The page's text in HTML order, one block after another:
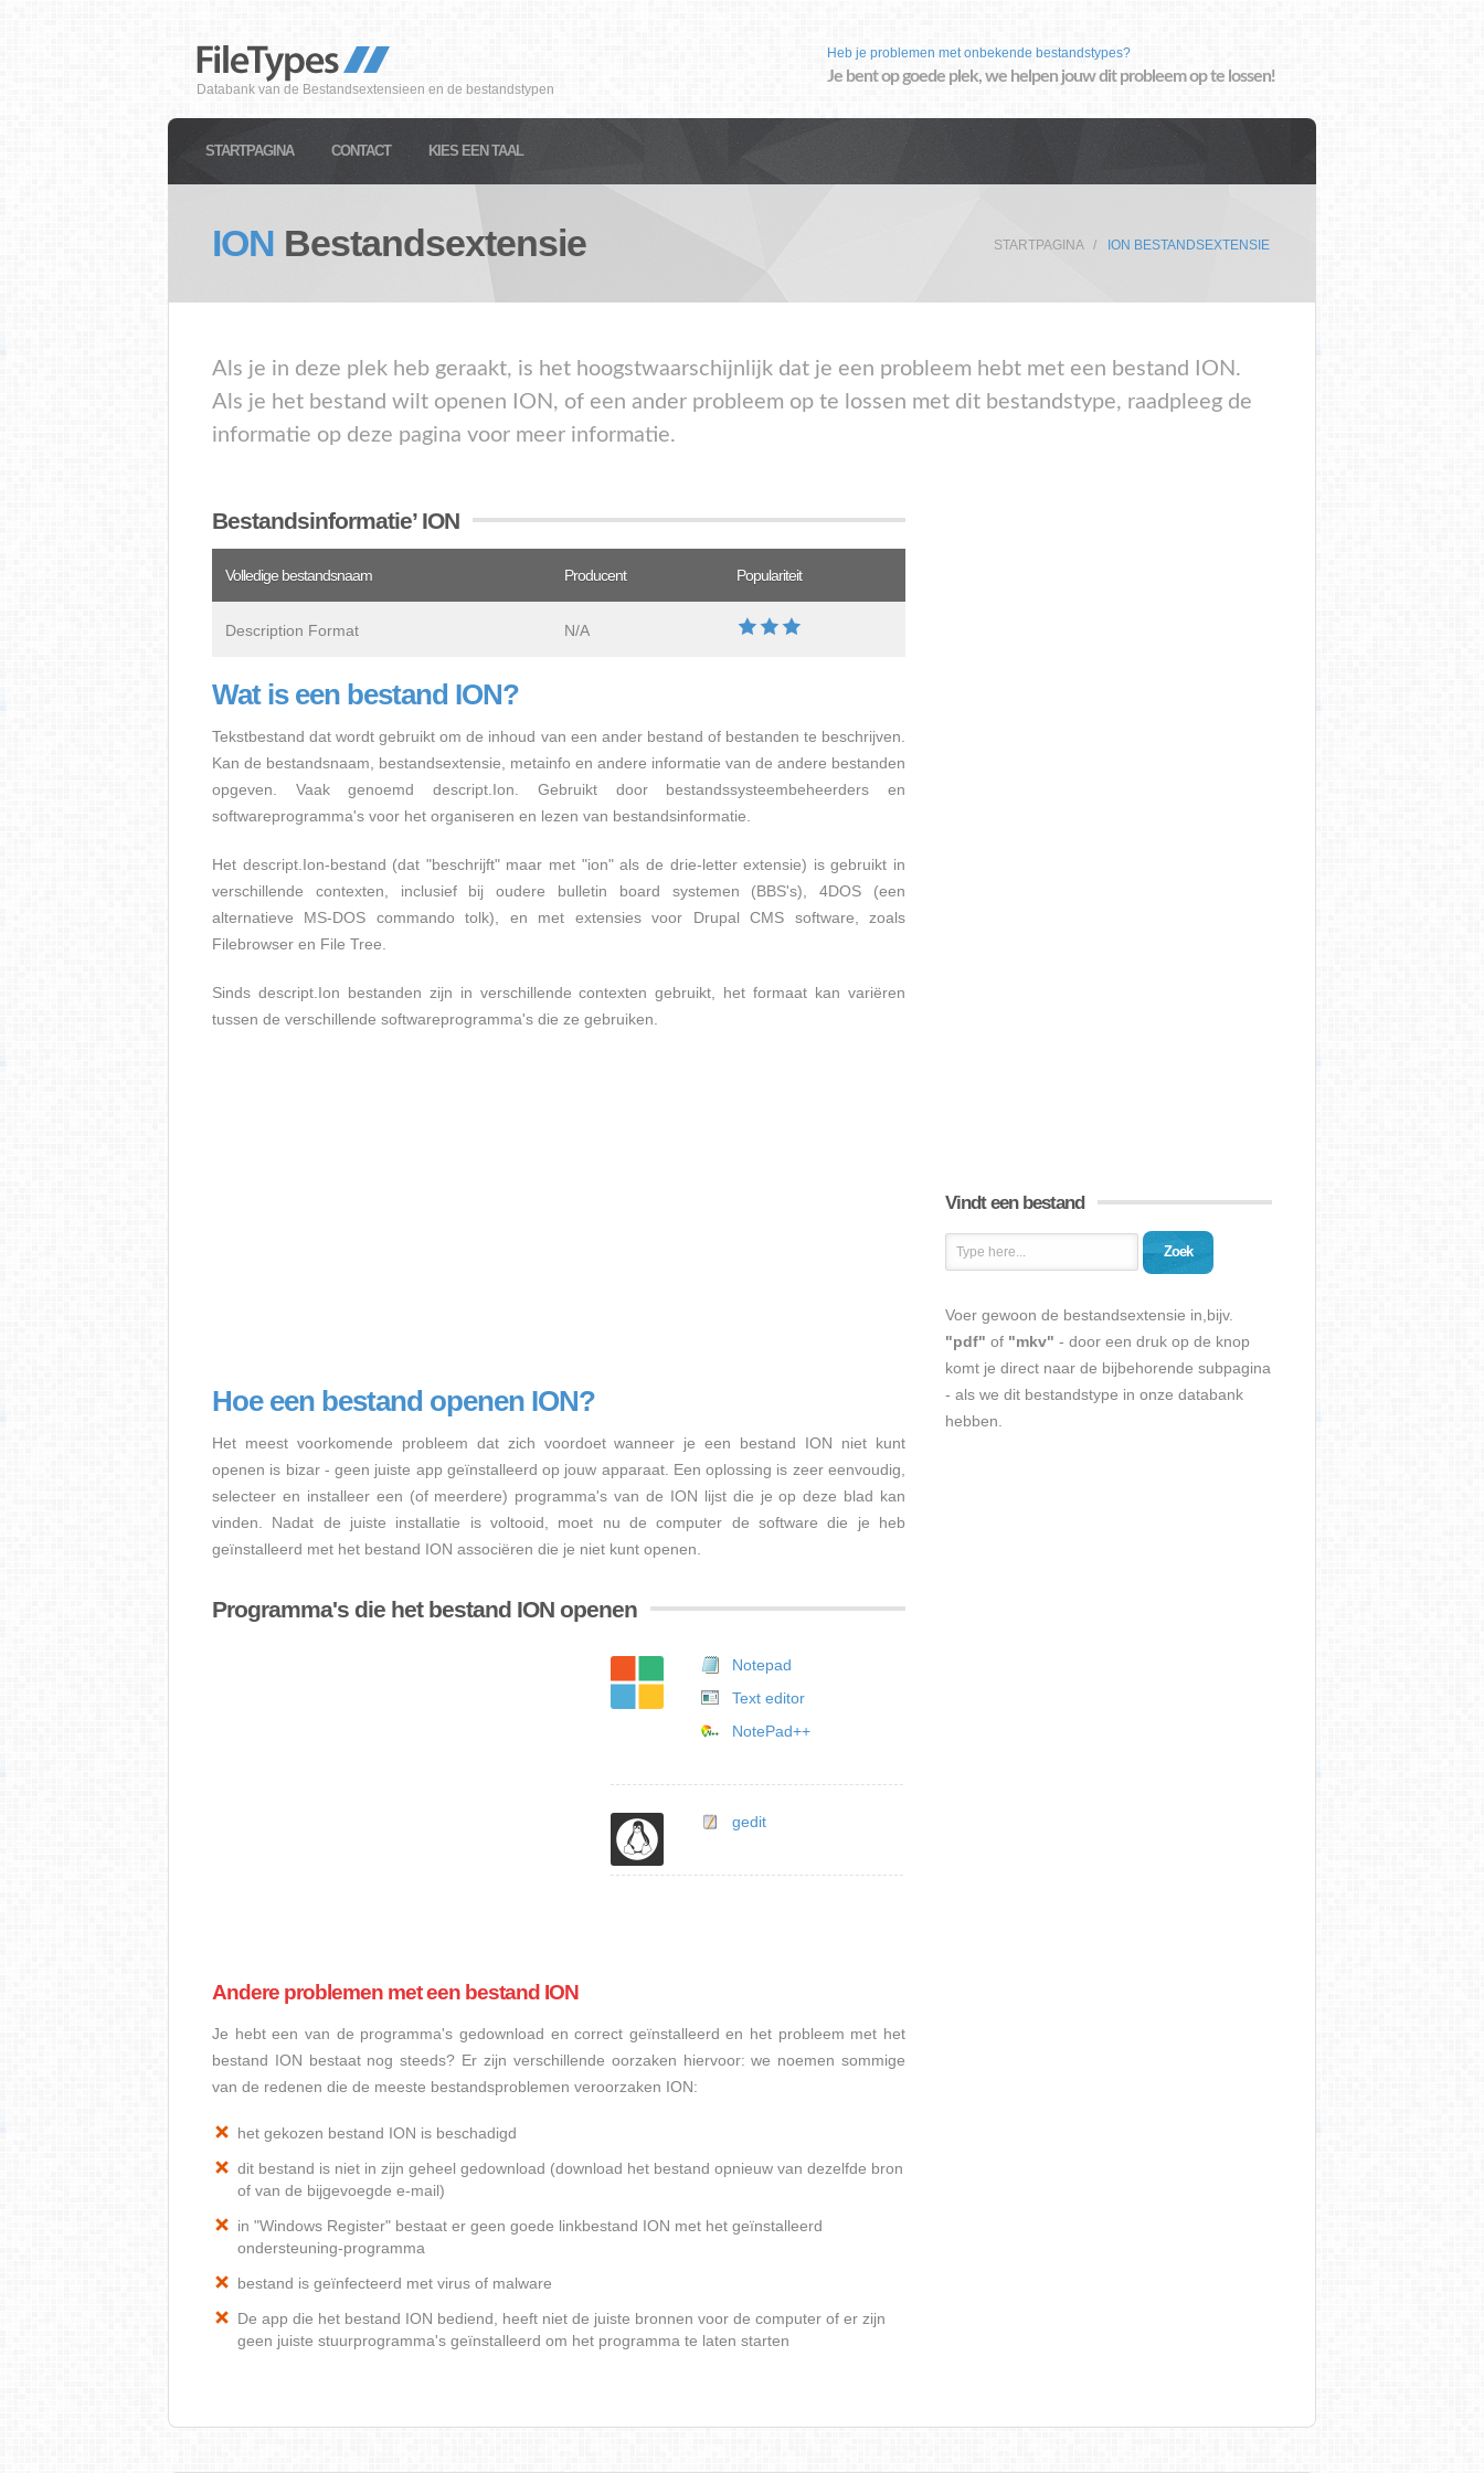
Databank van de Bestandsextensieen en de bestandstypen
Heb je problemen met onbekende bestandstypes?
Je bent op goede plek, we helpen jouw dit probleem op te lossen!
STARTPAGINA CONTACT KIES EEN TAAL
ION Bestandsextensie STARTPAGINA ION BESTANDSEXTENSIE
Als je in deze plek heb geraakt, is het hoogstwaarschijnlijk dat je een probleem hebt met een bestand ION.
Als je het bestand wilt openen ION, of een ander probleem op te lossen met dit bestandstype, raadpleeg de
informatie op deze pagina voor meer informatie.
Bestandsinformatie’ ION
Volledige bestandsnaam Producent Populariteit
Description Format N/A
Wat is een bestand ION?
Tekstbestand dat wordt gebruikt om de inhoud van een ander bestand of bestanden te beschrijven.
Kan de bestandsnaam, bestandsextensie, metainfo en andere informatie van de andere bestanden
opgeven. Vaak genoemd descript.Ion. Gebruikt door bestandssysteembeheerders en
softwareprogramma's voor het organiseren en lezen van bestandsinformatie.
Het descript.Ion-bestand (dat "beschrijft" maar met "ion" als de drie-letter extensie) is gebruikt in
verschillende contexten, inclusief bij oudere bulletin board systemen (BBS's), 4DOS (een
alternatieve MS-DOS commando tolk), en met extensies voor Drupal CMS software, zoals
Filebrowser en File Tree.
Sinds descript.Ion bestanden zijn in verschillende contexten gebruikt, het formaat kan variëren
tussen de verschillende softwareprogramma's die ze gebruiken.
Hoe een bestand openen ION?
Het meest voorkomende probleem dat zich voordoet wanneer je een bestand ION niet kunt
openen is bizar - geen juiste app geïnstalleerd op jouw apparaat. Een oplossing is zeer eenvoudig,
selecteer en installeer een (of meerdere) programma's van de ION lijst die je op deze blad kan
vinden. Nadat de juiste installatie is voltooid, moet nu de computer de software die je heb
geïnstalleerd met het bestand ION associëren die je niet kunt openen.
Programma's die het bestand ION openen
Notepad
Text editor
NotePad++
gedit
Andere problemen met een bestand ION
Je hebt een van de programma's gedownload en correct geïnstalleerd en het probleem met het
bestand ION bestaat nog steeds? Er zijn verschillende oorzaken hiervoor: we noemen sommige
van de redenen die de meeste bestandsproblemen veroorzaken ION:
het gekozen bestand ION is beschadigd
dit bestand is niet in zijn geheel gedownload (download het bestand opnieuw van dezelfde bron
of van de bijgevoegde e-mail)
in "Windows Register" bestaat er geen goede linkbestand ION met het geïnstalleerd
ondersteuning-programma
bestand is geïnfecteerd met virus of malware
De app die het bestand ION bediend, heeft niet de juiste bronnen voor de computer of er zijn
geen juiste stuurprogramma's geïnstalleerd om het programma te laten starten
Vindt een bestand
Zoek
Voer gewoon de bestandsextensie in,bijv.
"pdf" of "mkv" - door een druk op de knop
komt je direct naar de bijbehorende subpagina
- als we dit bestandstype in onze databank
hebben.